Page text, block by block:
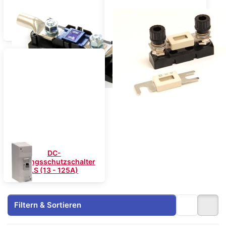
DC-Streifensicherungen
MEGA (80 - 400A)
DC-Streifensicherungen
ANL (50 - 425A)
DC-
Leitungsschutzschalter
LS (13 - 125A)
Filtern & Sortieren